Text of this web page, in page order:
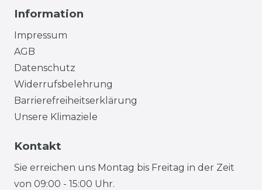
Information
Impressum
AGB
Datenschutz
Widerrufsbelehrung
Barrierefreiheitserklärung
Unsere Klimaziele
Kontakt
Sie erreichen uns Montag bis Freitag in der Zeit
von 09:00 - 15:00 Uhr.